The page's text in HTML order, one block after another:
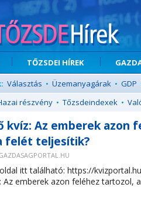
TŐZSDEI HÍREK
Választás • Üzemanyagárak • GDP
részvény • Tőzsdeindexek •
kvíz: Az emberek
felét teljesítik?
itt található: https://
Az emberek azon feléhez tartozol,